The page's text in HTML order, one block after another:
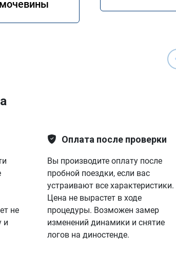
не
и
Оплата после проверки
Вы производите оплату после
пробной поездки, если вас
устраивают все характеристики.
Цена не вырастет в ходе
процедуры. Возможен замер
изменений динамики и снятие
логов на диностенде.